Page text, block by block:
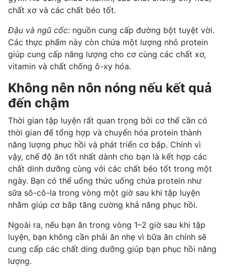
chất xơ và các chất béo tốt.
Đậu và ngũ cốc: nguồn cung cấp đường bột tuyệt vời.
Các thực phẩm này còn chứa một lượng nhỏ protein
giúp cung cấp năng lượng cho cơ cùng các chất xơ,
vitamin và chất chống ô-xy hóa.
Không nên nôn nóng nếu kết quả
đến chậm
Thời gian tập luyện rất quan trọng bởi cơ thể cần có
thời gian để tổng hợp và chuyển hóa protein thành
năng lượng phục hồi và phát triển cơ bắp. Chính vì
vậy, chế độ ăn tốt nhất dành cho bạn là kết hợp các
chất dinh dưỡng cùng với các chất béo tốt trong một
ngày. Bạn có thể uống thức uống chứa protein như
sữa sô-cô-la trong vòng một giờ sau khi tập luyện
nhằm giúp cơ bắp tăng cường khả năng phục hồi.
Ngoài ra, nếu bạn ăn trong vòng 1–2 giờ sau khi tập
luyện, bạn không cần phải ăn nhẹ vì bữa ăn chính sẽ
cung cấp các chất ding dưỡng giúp bạn phục hồi năng
lượng.